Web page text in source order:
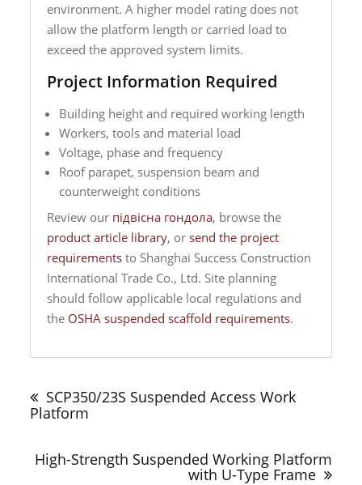
environment. A higher model rating does not
allow the platform length or carried load to
exceed the approved system limits.
Project Information Required
Building height and required working length
Workers, tools and material load
Voltage, phase and frequency
Roof parapet, suspension beam and
counterweight conditions
Review our підвісна гондола, browse the
product article library, or send the project
requirements to Shanghai Success Construction
International Trade Co., Ltd. Site planning
should follow applicable local regulations and
the OSHA suspended scaffold requirements.
SCP350/23S Suspended Access Work
Platform
High-Strength Suspended Working Platform
with U-Type Frame